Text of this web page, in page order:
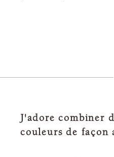
J'adore combiner
couleurs de façon